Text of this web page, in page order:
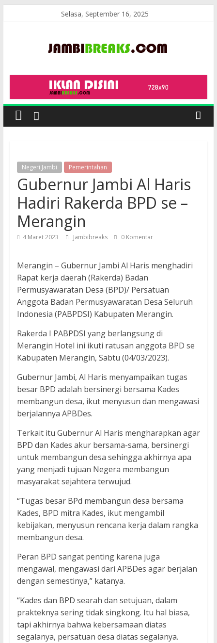
Selasa, September 16, 2025
JambiBreaks
Negeri Jambi Pemerintahan
Gubernur Jambi Al Haris
Hadiri Rakerda BPD se –
Merangin
4 Maret 2023 Jambibreaks 0 Komentar
Merangin – Gubernur Jambi Al Haris menghadiri
Rapat kerja daerah (Rakerda) Badan
Permusyawaratan Desa (BPD)/ Persatuan
Anggota Badan Permusyawaratan Desa Seluruh
Indonesia (PABPDSI) Kabupaten Merangin.
Rakerda I PABPDSI yang berlangsung di
Merangin Hotel ini ikuti ratusan anggota BPD se
Kabupaten Merangin, Sabtu (04/03/2023).
Gubernur Jambi, Al Haris menyampaikan tugas
besar BPD adalah bersinergi bersama Kades
membangun desa, ikut menyusun dan mengawasi
berjalannya APBDes.
Terkait itu Gubernur Al Haris mengharapkan agar
BPD dan Kades akur bersama-sama, bersinergi
untuk membangun desa sehingga akhirnya apa
yang menjadi tujuan Negera membangun
masyarakat sejahtera terwujud.
“Tugas besar BPd membangun desa bersama
Kades, BPD mitra Kades, ikut mengambil
kebijakan, menyusun rencana kerja dalam rangka
membangun desa.
Peran BPD sangat penting karena juga
mengawal, mengawasi dari APBDes agar berjalan
dengan semestinya,” katanya.
“Kades dan BPD searah dan setujuan, dalam
prakteknya sering tidak singkong. Itu hal biasa,
tapi akhirnya bahwa kebersamaan diatas
segalanya, persatuan desa diatas segalanya.